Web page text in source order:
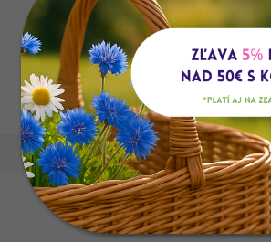
Doprava zdarma
Pri nákupe nad 50 EUR